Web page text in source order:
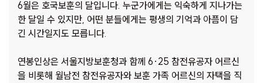
6월은 호국보훈의 달입니다. 누군가에게는 익숙하게 지나가는
한 달일 수 있지만, 어떤 분들에게는 평생의 기억과 아픔이 담
긴 시간일지도 모릅니다.
연봉인상은 서울지방보훈청과 함께 6·25 참전유공자 어르신
을 비롯해 월남전 참전유공자와 보훈 가족 어르신의 자택을 직